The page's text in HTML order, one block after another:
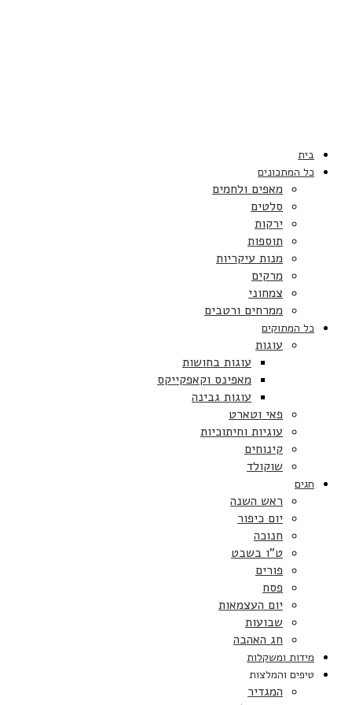
בית
כל המתכונים
מאפים ולחמים
סלטים
ירקות
תוספות
מנות עיקריות
מרקים
צמחוני
ממרחים ורטבים
כל המתוקים
עוגות
עוגות בחושות
מאפינס וקאפקייקס
עוגות גבינה
פאי וטארט
עוגיות וחיתוכיות
קינוחים
שוקולד
חגים
ראש השנה
יום כיפור
חנוכה
ט”ו בשבט
פורים
פסח
יום העצמאות
שבועות
חג האהבה
מידות ומשקלות
טיפים והמלצות
המגדיר